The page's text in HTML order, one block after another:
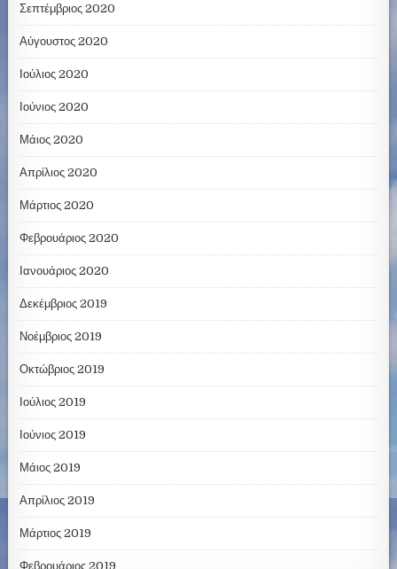
Σεπτέμβριος 2020
Αύγουστος 2020
Ιούλιος 2020
Ιούνιος 2020
Μάιος 2020
Απρίλιος 2020
Μάρτιος 2020
Φεβρουάριος 2020
Ιανουάριος 2020
Δεκέμβριος 2019
Νοέμβριος 2019
Οκτώβριος 2019
Ιούλιος 2019
Ιούνιος 2019
Μάιος 2019
Απρίλιος 2019
Μάρτιος 2019
Φεβρουάριος 2019